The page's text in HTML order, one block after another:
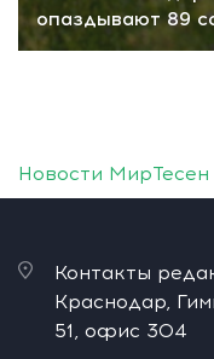
опаздывают 89
Новости МирТесен
Контакты
Краснодар,
51, офис 304